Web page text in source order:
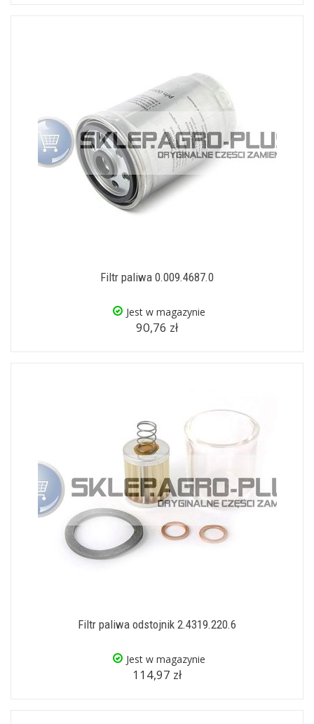
Filtr paliwa 0.009.4687.0
Jest w magazynie
90,76 zł
Filtr paliwa odstojnik 2.4319.220.6
Jest w magazynie
114,97 zł